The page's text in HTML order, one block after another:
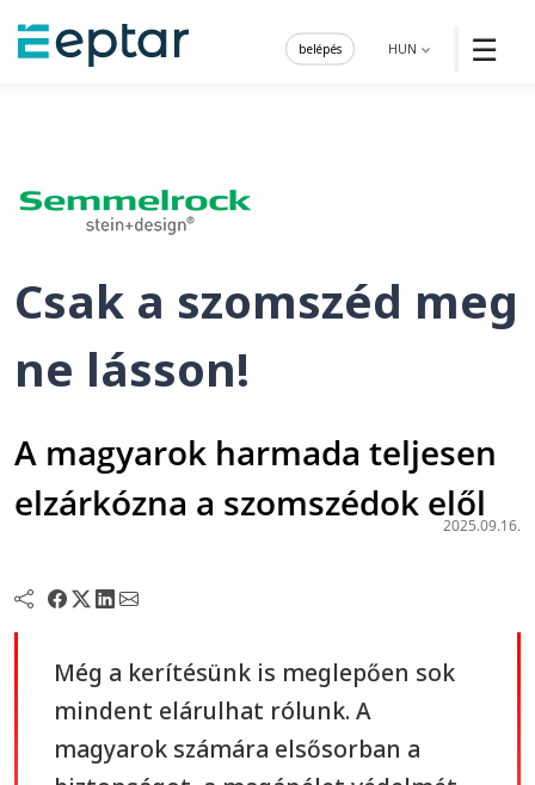
☰
HUN
belépés
Csak a szomszéd meg
ne lásson!
A magyarok harmada teljesen
elzárkózna a szomszédok elől
2025.09.16.
Még a kerítésünk is meglepően sok
mindent elárulhat rólunk. A
magyarok számára elsősorban a